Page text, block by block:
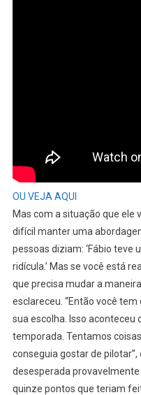
OU VEJA AQUI
Mas com a situação que ele
difícil manter uma
pessoas diziam: ‘Fábio
ridícula.’ Mas se você está
que precisa mudar a
esclareceu. “Então você
sua escolha. Isso aconteceu
temporada. Tentamos
conseguia gostar de
desesperada
quinze pontos que teriam